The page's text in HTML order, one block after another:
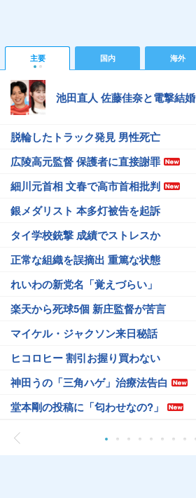
主要 国内 海外
池田直人 佐藤佳奈と電撃結婚
脱輪したトラック発見 男性死亡
広陵高元監督 保護者に直接謝罪
細川元首相 文春で高市首相批判
銀メダリスト 本多灯被告を起訴
タイ学校銃撃 成績でストレスか
正常な組織を誤摘出 重篤な状態
れいわの新党名「覚えづらい」
楽天から死球5個 新庄監督が苦言
マイケル・ジャクソン来日秘話
ヒコロヒー 割引お握り買わない
神田うの「三角ハゲ」治療法告白
堂本剛の投稿に「匂わせなの?」